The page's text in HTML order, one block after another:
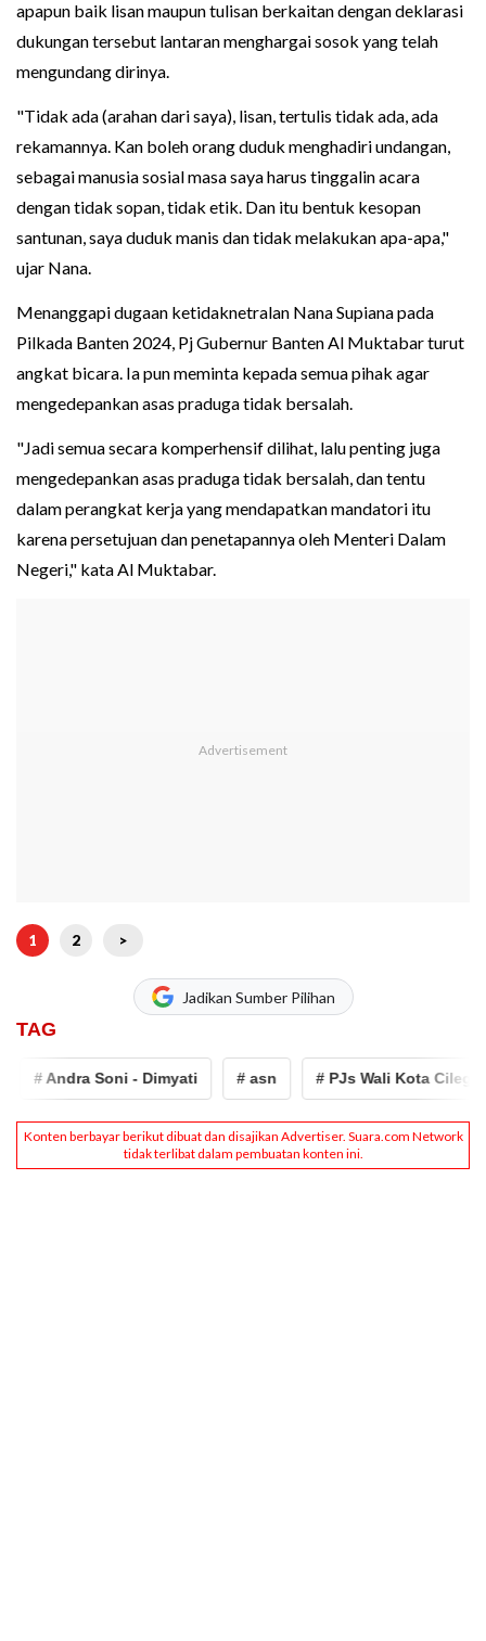
apapun baik lisan maupun tulisan berkaitan dengan deklarasi
dukungan tersebut lantaran menghargai sosok yang telah
mengundang dirinya.
"Tidak ada (arahan dari saya), lisan, tertulis tidak ada, ada
rekamannya. Kan boleh orang duduk menghadiri undangan,
sebagai manusia sosial masa saya harus tinggalin acara
dengan tidak sopan, tidak etik. Dan itu bentuk kesopan
santunan, saya duduk manis dan tidak melakukan apa-apa,"
ujar Nana.
Menanggapi dugaan ketidaknetralan Nana Supiana pada
Pilkada Banten 2024, Pj Gubernur Banten Al Muktabar turut
angkat bicara. Ia pun meminta kepada semua pihak agar
mengedepankan asas praduga tidak bersalah.
"Jadi semua secara komperhensif dilihat, lalu penting juga
mengedepankan asas praduga tidak bersalah, dan tentu
dalam perangkat kerja yang mendapatkan mandatori itu
karena persetujuan dan penetapannya oleh Menteri Dalam
Negeri," kata Al Muktabar.
1 2 >
Jadikan Sumber Pilihan
TAG
# Andra Soni - Dimyati # asn # PJs Wali Kota Cilegon